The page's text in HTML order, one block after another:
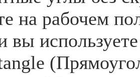
на рабочем
вы